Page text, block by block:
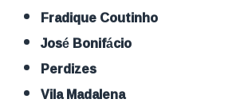
Fradique Coutinho
José Bonifácio
Perdizes
Vila Madalena